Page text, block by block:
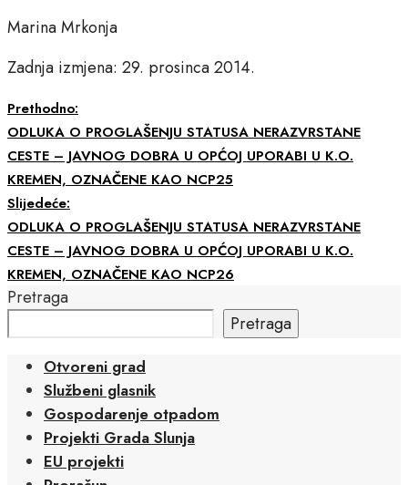
Marina Mrkonja
Zadnja izmjena: 29. prosinca 2014.
Prethodno:
ODLUKA O PROGLAŠENJU STATUSA NERAZVRSTANE
CESTE – JAVNOG DOBRA U OPĆOJ UPORABI U K.O.
KREMEN, OZNAČENE KAO NCP25
Slijedeće:
ODLUKA O PROGLAŠENJU STATUSA NERAZVRSTANE
CESTE – JAVNOG DOBRA U OPĆOJ UPORABI U K.O.
KREMEN, OZNAČENE KAO NCP26
Pretraga
Pretraga
Otvoreni grad
Službeni glasnik
Gospodarenje otpadom
Projekti Grada Slunja
EU projekti